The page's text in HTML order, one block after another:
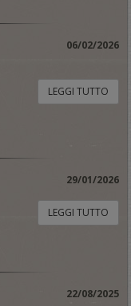
06/02/2026
LEGGI TUTTO
29/01/2026
LEGGI TUTTO
22/08/2025